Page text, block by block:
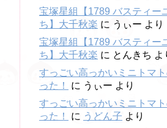
宝塚星組【1789 バスティー
ち】大千秋楽 に うぃー より
宝塚星組【1789 バスティー
ち】大千秋楽 に とんきち よ
すっごい高っかいミニトマ
った！
に うぃー より
すっごい高っかいミニトマ
った！
に うどん子 より